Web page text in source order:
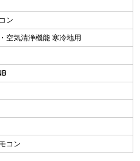
ン
空気清浄機能 寒冷地用
コン